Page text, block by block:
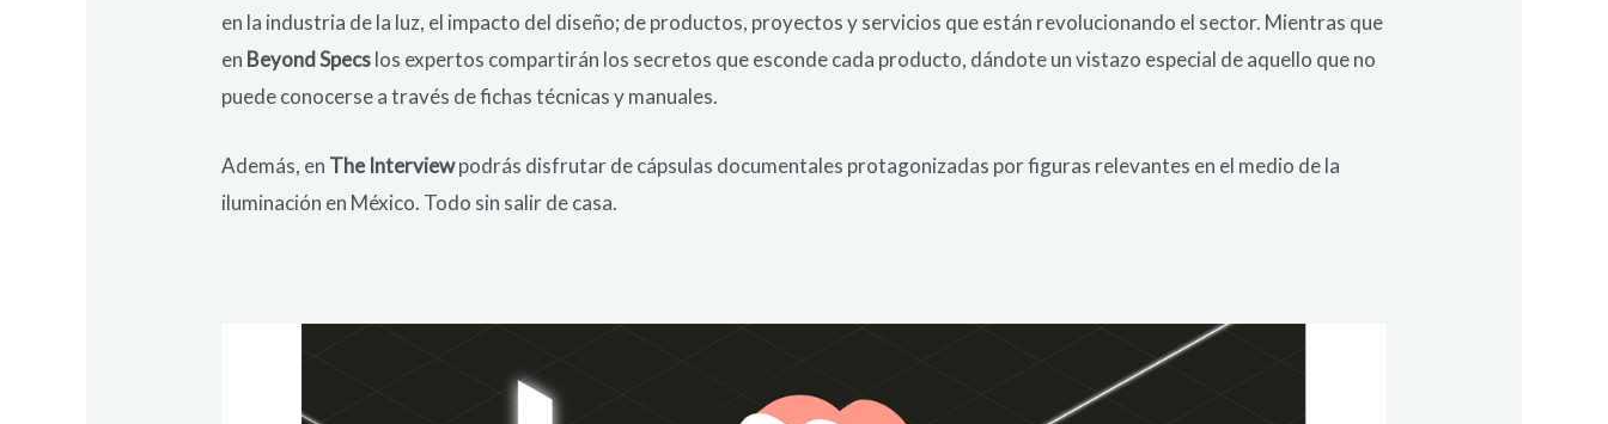
en la industria de la luz, el impacto del diseño; de productos, proyectos y servicios que están revolucionando el sector. Mientras que
en Beyond Specslos expertos compartirán los secretos que esconde cada producto, dándote un vistazo especial de aquello que no
puede conocerse a través de fichas técnicas y manuales.
Además, en The Interviewpodrás disfrutar de cápsulas documentales protagonizadas por figuras relevantes en el medio de la
iluminación en México. Todo sin salir de casa.